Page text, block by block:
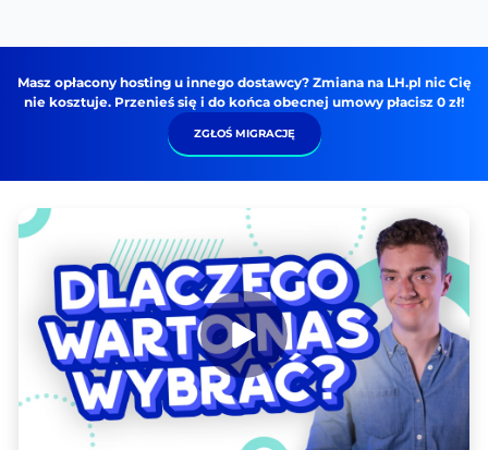
Masz opłacony hosting u innego dostawcy? Zmiana na LH.pl nic Cię
nie kosztuje. Przenieś się i do końca obecnej umowy płacisz 0 zł!
ZGŁOŚ MIGRACJĘ